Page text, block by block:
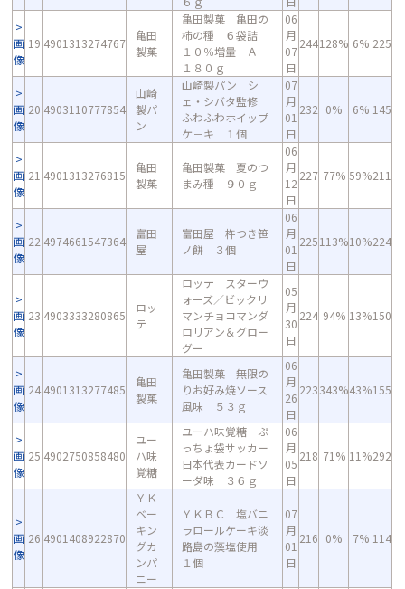
画
像
19 4901313274767
亀田
製菓
亀田製菓 亀田の
柿の種 ６袋詰
１０％増量 Ａ
１８０ｇ
06
月
07
日
244128% 6% 225
画
像
20 4903110777854
山崎
製パ
ン
山崎製パン シ
ェ・シバタ監修
ふわふわホイップ
ケ－キ １個
07
月
01
日
232 0% 6% 145
画
像
21 4901313276815
亀田
製菓
亀田製菓 夏のつ
まみ種 ９０ｇ
06
月
12
日
227 77% 59%211
画
像
22 4974661547364
富田
屋
富田屋 杵つき笹
ノ餅 ３個
06
月
01
日
225113%10%224
画
像
23 4903333280865
ロッ
テ
ロッテ スターウ
ォーズ／ビックリ
マンチョコマンダ
ロリアン＆グロー
グー
05
月
30
日
224 94% 13%150
画
像
24 4901313277485
亀田
製菓
亀田製菓 無限の
りお好み焼ソース
風味 ５３ｇ
06
月
26
日
223343%43%155
画
像
25 4902750858480
ユー
ハ味
覚糖
ユーハ味覚糖 ぷ
っちょ袋サッカー
日本代表カードソ
ーダ味 ３６ｇ
06
月
05
日
218 71% 11%292
画
像
26 4901408922870
ＹＫ
ベー
キン
グカ
ンパ
ニー
ＹＫＢＣ 塩バニ
ラロールケーキ淡
路島の藻塩使用
１個
07
月
01
日
216 0% 7% 114